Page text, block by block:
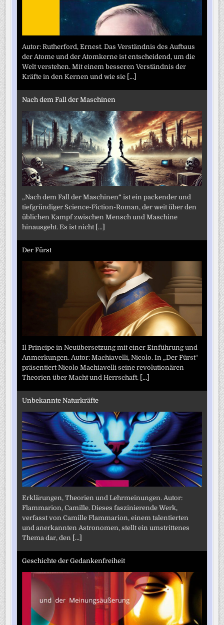
Autor: Rutherford, Ernest. Das Verständnis des Aufbaus
der Atome und der Atomkerne ist entscheidend, um die
Welt verstehen. Mit einem besseren Verständnis der
Kräfte in den Kernen und wie sie [...]
Nach dem Fall der Maschinen
„Nach dem Fall der Maschinen“ ist ein packender und
tiefgründiger Science-Fiction-Roman, der weit über den
üblichen Kampf zwischen Mensch und Maschine
hinausgeht. Es ist nicht [...]
Der Fürst
Il Principe in Neuübersetzung mit einer Einführung und
Anmerkungen. Autor: Machiavelli, Nicolo. In „Der Fürst“
präsentiert Nicolo Machiavelli seine revolutionären
Theorien über Macht und Herrschaft. [...]
Unbekannte Naturkräfte
Erklärungen, Theorien und Lehrmeinungen. Autor:
Flammarion, Camille. Dieses faszinierende Werk,
verfasst von Camille Flammarion, einem talentierten
und anerkannten Astronomen, stellt ein umstrittenes
Thema dar, den [...]
Geschichte der Gedankenfreiheit